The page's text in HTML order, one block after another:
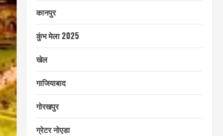
कानपुर
कुंभ मेला 2025
खेल
गाजियाबाद
गोरखपुर
ग्रेटर नोएडा